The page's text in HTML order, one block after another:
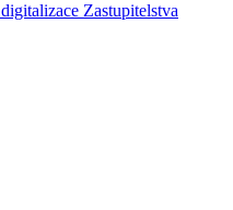
Zastupitelstva